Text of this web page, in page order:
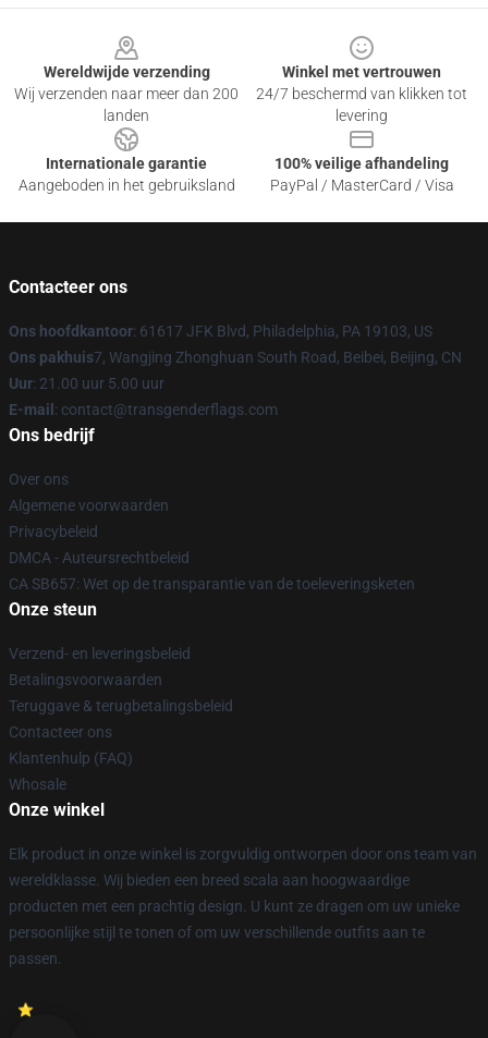
Wereldwijde verzending
Wij verzenden naar meer dan 200
landen
Winkel met vertrouwen
24/7 beschermd van klikken tot
levering
Internationale garantie
Aangeboden in het gebruiksland
100% veilige afhandeling
PayPal / MasterCard / Visa
Contacteer ons
Ons hoofdkantoor: 61617 JFK Blvd, Philadelphia, PA 19103, US
Ons pakhuis7, Wangjing Zhonghuan South Road, Beibei, Beijing, CN
Uur: 21.00 uur 5.00 uur
E-mail : contact@transgenderflags.com
Ons bedrijf
Over ons
Algemene voorwaarden
Privacybeleid
DMCA - Auteursrechtbeleid
CA SB657: Wet op de transparantie van de toeleveringsketen
Onze steun
Verzend- en leveringsbeleid
Betalingsvoorwaarden
Teruggave & terugbetalingsbeleid
Contacteer ons
Klantenhulp (FAQ)
Whosale
Onze winkel
Elk product in onze winkel is zorgvuldig ontworpen door ons team van
wereldklasse. Wij bieden een breed scala aan hoogwaardige
producten met een prachtig design. U kunt ze dragen om uw unieke
persoonlijke stijl te tonen of om uw verschillende outfits aan te
passen.